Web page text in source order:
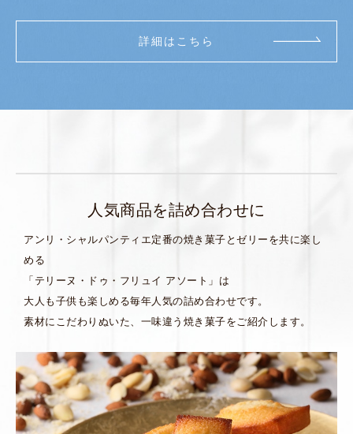
詳細はこちら
人気商品を詰め合わせに
アンリ・シャルパンティエ定番の焼き菓子とゼリーを共に楽し
める
「テリーヌ・ドゥ・フリュイ アソート」は
大人も子供も楽しめる毎年人気の詰め合わせです。
素材にこだわりぬいた、一味違う焼き菓子をご紹介します。